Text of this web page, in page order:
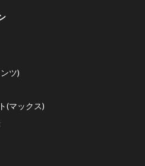
ツ)
(マックス)